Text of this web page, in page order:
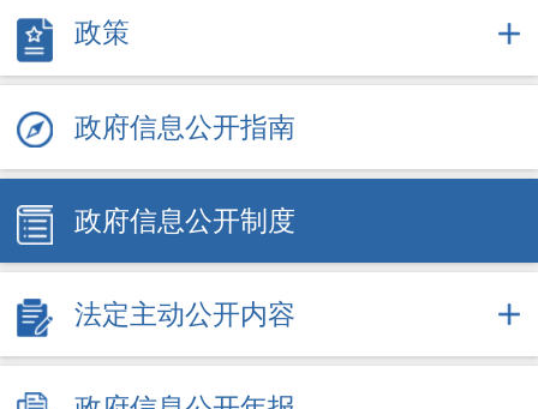
政策
政府信息公开指南
政府信息公开制度
法定主动公开内容